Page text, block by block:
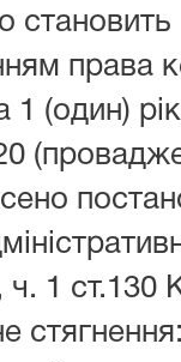
права
1 (один)
ч. 1 ст.130